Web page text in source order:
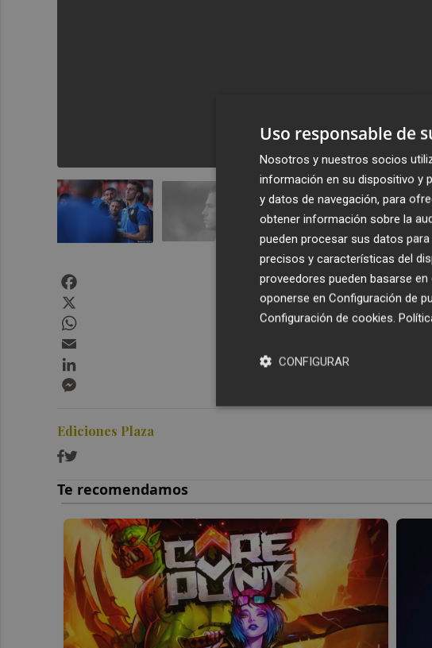
Ediciones Plaza
Uso responsable de
Nosotros y nuestros socios
información en su dispositivo y
y datos de navegación, para
obtener información sobre la
pueden procesar sus datos
precisos y características del
proveedores pueden basarse
oponerse en Configuración de
Configuración de cookies.
CONFIGURAR